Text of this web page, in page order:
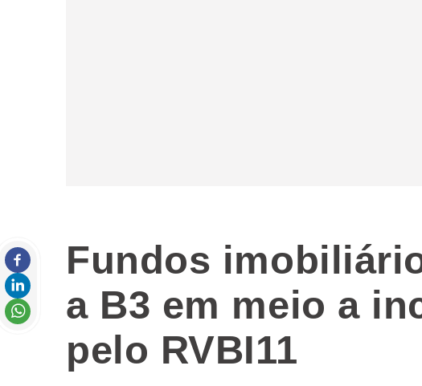
Fundos
a B3 em meio a
pelo RVBI11